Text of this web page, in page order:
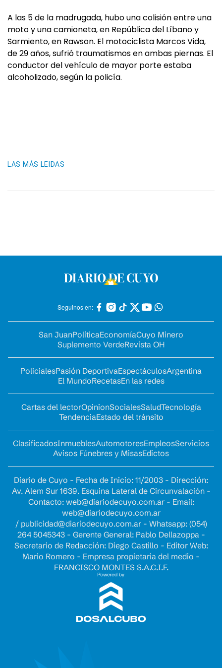
A las 5 de la madrugada, hubo una colisión entre una
moto y una camioneta, en República del Líbano y
Sarmiento, en Rawson. El motociclista Marcos Vida,
de 29 años, sufrió traumatismos en ambas piernas. El
conductor del vehículo de mayor porte estaba
alcoholizado, según la policía.
LAS MÁS LEIDAS
Seguinos en:
San JuanPolíticaEconomíaCuyo Minero
Suplemento VerdeRevista OH
PolicialesPasión DeportivaEspectáculosArgentina
El MundoRecetasEn las redes
Cartas del lectorOpinionSocialesSaludTecnología
TendenciaEstado del tránsito
ClasificadosInmueblesAutomotoresEmpleosServicios
Avisos Fúnebres y MisasEdictos
Diario de Cuyo - Fecha de Inicio: 11/2003 - Dirección:
Av. Alem Sur 1639. Esquina Lateral de Circunvalación -
Contacto: web@diariodecuyo.com.ar- Email:
web@diariodecuyo.com.ar
/ publicidad@diariodecuyo.com.ar- Whatsapp: (054)
264 5045343 - Gerente General: Pablo Dellazoppa -
Secretario de Redacción: Diego Castillo - Editor Web:
Mario Romero - Empresa propietaria del medio -
FRANCISCO MONTES S.A.C.I.F.